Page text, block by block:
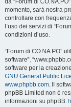
da “Forum di
momento, sarà nostra
controllare con
l’uso dei servizi di
condizioni d’uso.
“Forum di CO.NA.PO”
software”,
software per la
GNU General Public
www.phpbb.com. Il
phpBB Limited non è
informazioni su phpBB: